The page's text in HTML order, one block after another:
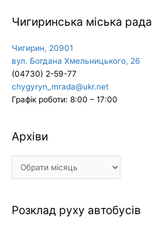
Чигиринська міська рада
Чигирин, 20901
вул. Богдана Хмельницького, 26
(04730) 2-59-77
chygyryn_mrada@ukr.net
Графік роботи: 8:00 – 17:00
Архіви
Архіви
Розклад руху автобусів